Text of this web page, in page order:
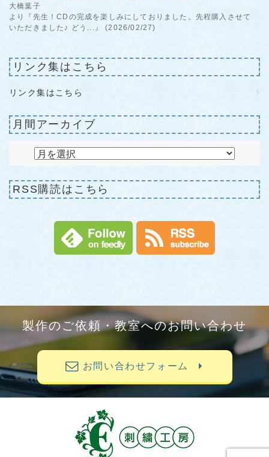
大橋葉子
より『先生！CDの完成を楽しみにしておりました。先程購入させて
いただきました♪ どう...』 (2026/02/27)
リンク集はこちら
リンク集はこちら
月間アーカイブ
RSS購読はこちら
製作のご依頼・教室へのお問い合わせ
お問い合わせフォーム